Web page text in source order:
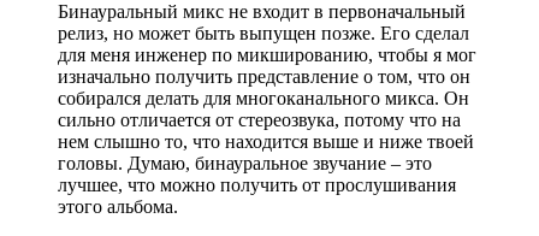
Бинауральный микс не входит в первоначальный
релиз, но может быть выпущен позже. Его сделал
для меня инженер по микшированию, чтобы я мог
изначально получить представление о том, что он
собирался делать для многоканального микса. Он
сильно отличается от стереозвука, потому что на
нем слышно то, что находится выше и ниже твоей
головы. Думаю, бинауральное звучание – это
лучшее, что можно получить от прослушивания
этого альбома.